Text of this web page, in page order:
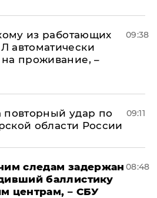
из работающих
автоматически
проживание, –
09:38
повторный удар по
области России
09:11
следам задержан
баллистику
центрам, – СБУ
08:48